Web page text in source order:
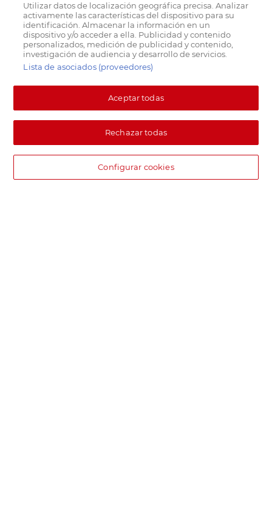
Utilizar datos de localización geográfica precisa. Analizar
activamente las características del dispositivo para su
identificación. Almacenar la información en un
dispositivo y/o acceder a ella. Publicidad y contenido
personalizados, medición de publicidad y contenido,
investigación de audiencia y desarrollo de servicios.
Lista de asociados (proveedores)
Aceptar todas
Rechazar todas
Configurar cookies